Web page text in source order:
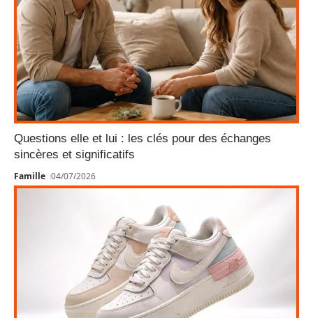
Questions elle et lui : les clés pour des échanges
sincères et significatifs
Famille 04/07/2026